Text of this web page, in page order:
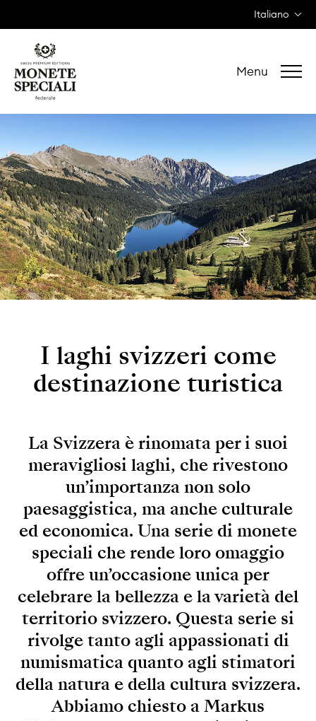
Italiano
Menu
I laghi svizzeri come
destinazione turistica
La Svizzera è rinomata per i suoi
meravigliosi laghi, che rivestono
un’importanza non solo
paesaggistica, ma anche culturale
ed economica. Una serie di monete
speciali che rende loro omaggio
offre un’occasione unica per
celebrare la bellezza e la varietà del
territorio svizzero. Questa serie si
rivolge tanto agli appassionati di
numismatica quanto agli stimatori
della natura e della cultura svizzera.
Abbiamo chiesto a Markus